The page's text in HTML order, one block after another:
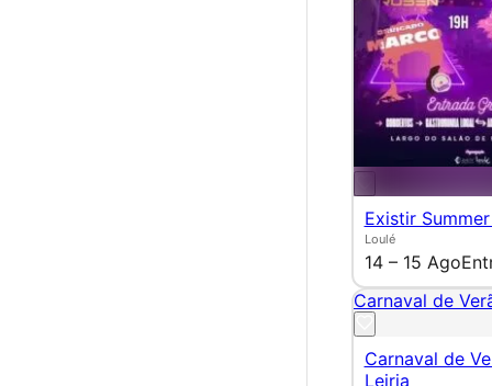
Existir
Loulé
14 – 15 Ago
Carnaval de
Carnaval de
Leiria